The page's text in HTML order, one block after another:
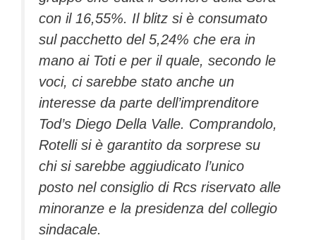
con il 16,55%. Il blitz si è consumato
sul pacchetto del 5,24% che era in
mano ai Toti e per il quale, secondo le
voci, ci sarebbe stato anche un
interesse da parte dell’imprenditore
Tod’s Diego Della Valle. Comprandolo,
Rotelli si è garantito da sorprese su
chi si sarebbe aggiudicato l’unico
posto nel consiglio di Rcs riservato alle
minoranze e la presidenza del collegio
sindacale.